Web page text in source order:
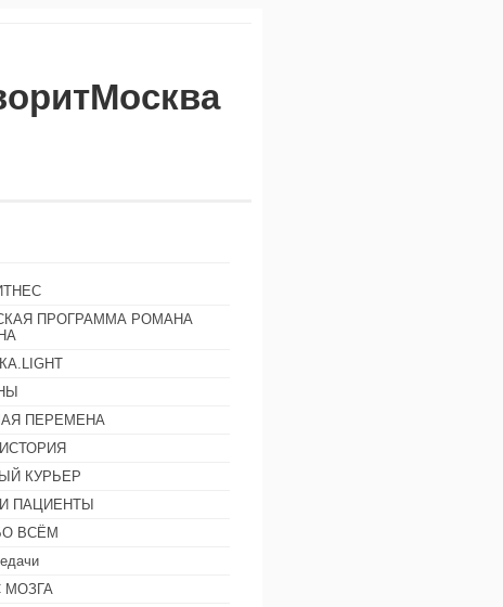
ПРОГРАММА РОМАНА
ПЕРЕМЕНА
КУРЬЕР
ПАЦИЕНТЫ
ВСЁМ